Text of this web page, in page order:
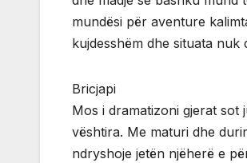
mundësi për aventure
kujdesshëm dhe situata
Bricjapi
Mos i dramatizoni gjerat
vështira. Me maturi dhe
ndryshoje jetën njëherë e